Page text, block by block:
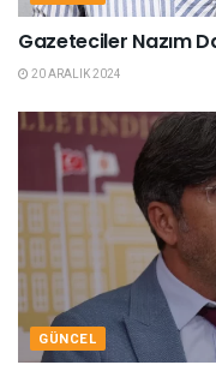
Gazeteciler Nazım
20 ARALIK 2024
GÜNCEL